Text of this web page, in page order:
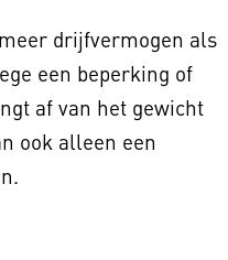
drijfvermogen als
een beperking of
af van het gewicht
ook alleen een